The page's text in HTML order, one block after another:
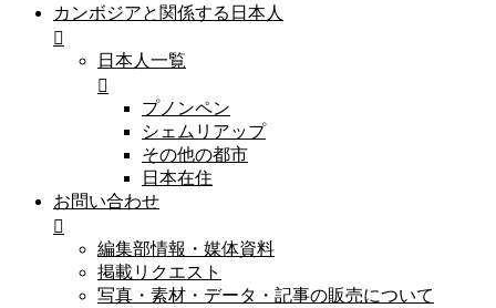
カンボジアと関係する日本人
日本人一覧
プノンペン
シェムリアップ
その他の都市
日本在住
お問い合わせ
編集部情報・媒体資料
掲載リクエスト
写真・素材・データ・記事の販売について